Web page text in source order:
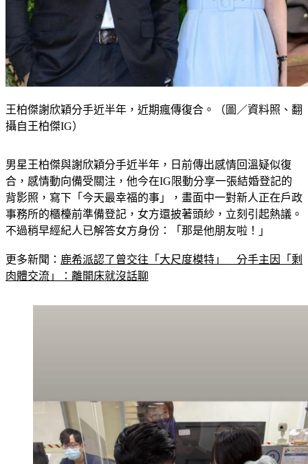
王柏傑謝欣穎分手近半年，近期瘋傳復合。（圖／資料照、翻
攝自王柏傑IG）
男星王柏傑與謝欣穎分手近半年，日前傳出感情回溫疑似復
合，感情動向備受關注，他今在IG限動分享一張結婚登記的
背影照，寫下「今天最幸福的事」，畫面中一對新人正在戶政
事務所的櫃檯前準備登記，女方還披著頭紗，立刻引起熱議。
不過稍早經紀人已解答女方身份：「那是他朋友啦！」
更多新聞： 鹿希派認了曾交往「大尺度模特」　分手主因「剩
肉體交流」：離開床就沒話聊